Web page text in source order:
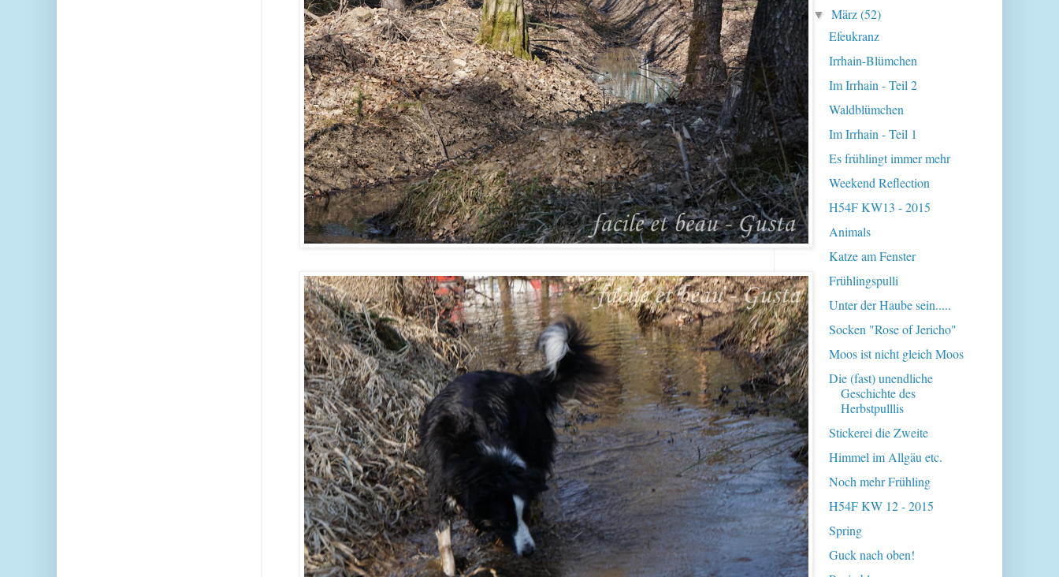
▼März(52)
Efeukranz
Irrhain-Blümchen
Im Irrhain - Teil 2
Waldblümchen
Im Irrhain - Teil 1
Es frühlingt immer mehr
Weekend Reflection
H54F KW13 - 2015
Animals
Katze am Fenster
Frühlingspulli
Unter der Haube sein.....
Socken "Rose of Jericho"
Moos ist nicht gleich Moos
Die (fast) unendliche
Geschichte des
Herbstpulllis
Stickerei die Zweite
Himmel im Allgäu etc.
Noch mehr Frühling
H54F KW 12 - 2015
Spring
Guck nach oben!